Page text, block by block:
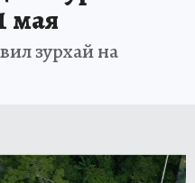
мая
зурхай на